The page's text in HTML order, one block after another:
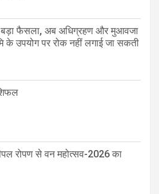
बड़ा फैसला, अब अधिग्रहण और मुआवजा
के उपयोग पर रोक नहीं लगाई जा सकती
रोपण से वन महोत्सव-2026 का